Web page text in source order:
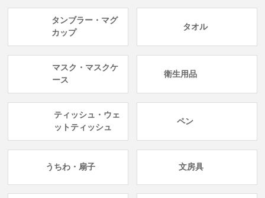
タンブラー・マグ
カップ
タオル
マスク・マスクケ
ース
衛生用品
ティッシュ・ウェ
ットティッシュ
ペン
うちわ・扇子 文房具